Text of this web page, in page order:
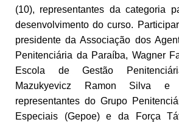
(10), representantes da categoria
desenvolvimento do curso.
presidente da Associação dos
Penitenciária da Paraíba, Wagner
Escola de Gestão
Mazukyevicz Ramon Silva e
representantes do Grupo
Especiais (Gepoe) e da Força